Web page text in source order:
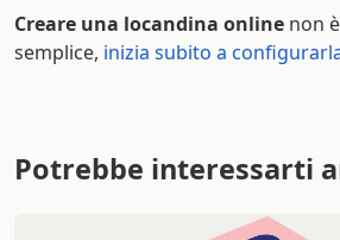
Creare una locandina online non
semplice, inizia subito a
Potrebbe interessarti